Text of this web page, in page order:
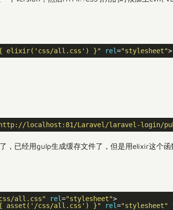
elixir('css/all.css') }" rel="stylesheet" >
localhost:81/Laravel/laravel-login/
，已经用gulp生成缓存文件了，但是用elixir这个函
all.css" rel="stylesheet">
asset('/css/all.css') }" rel="stylesheet"